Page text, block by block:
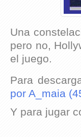
Una
pero no,
el juego.
Para
por A_maia
Y para jugar